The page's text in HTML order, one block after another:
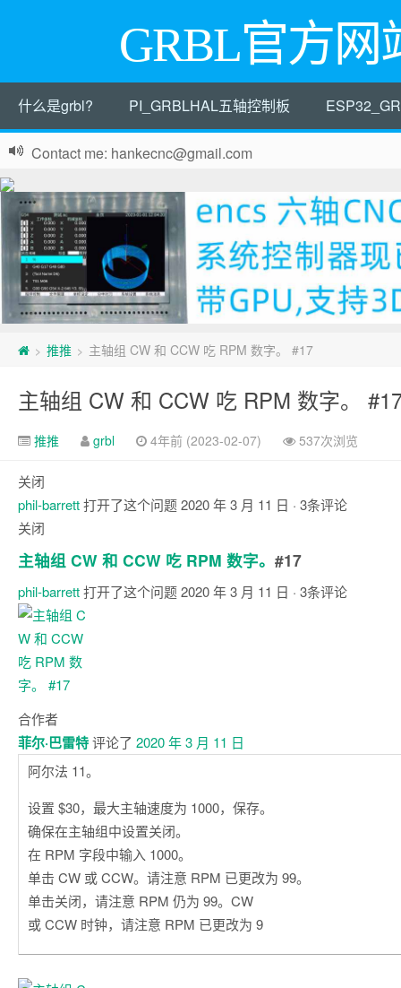
GRBL官方网
什么是grbl? PI_GRBLHAL五轴控制板
Contact me: hankecnc@gmail.com
> 推推 > 主轴组 CW 和 CCW 吃 RPM 数字。 #17
主轴组 CW 和 CCW 吃 RPM 数字。
推推 grbl 4年前 (2023-02-07) 537次浏览
关闭
phil-barrett打开了这个问题2020 年 3 月 11 日 · 3条评论
关闭
主轴组 CW 和 CCW 吃 RPM 数字。 #17
phil-barrett打开了这个问题2020 年 3 月 11 日 · 3条评论
评
论
合作者
菲尔·巴雷特评论了 2020 年 3 月 11 日
阿尔法 11。
设置 $30，最大主轴速度为 1000，保存。
确保在主轴组中设置关闭。
在 RPM 字段中输入 1000。
单击 CW 或 CCW。请注意 RPM 已更改为 99。
单击关闭，请注意 RPM 仍为 99。CW
或 CCW 时钟，请注意 RPM 已更改为 9